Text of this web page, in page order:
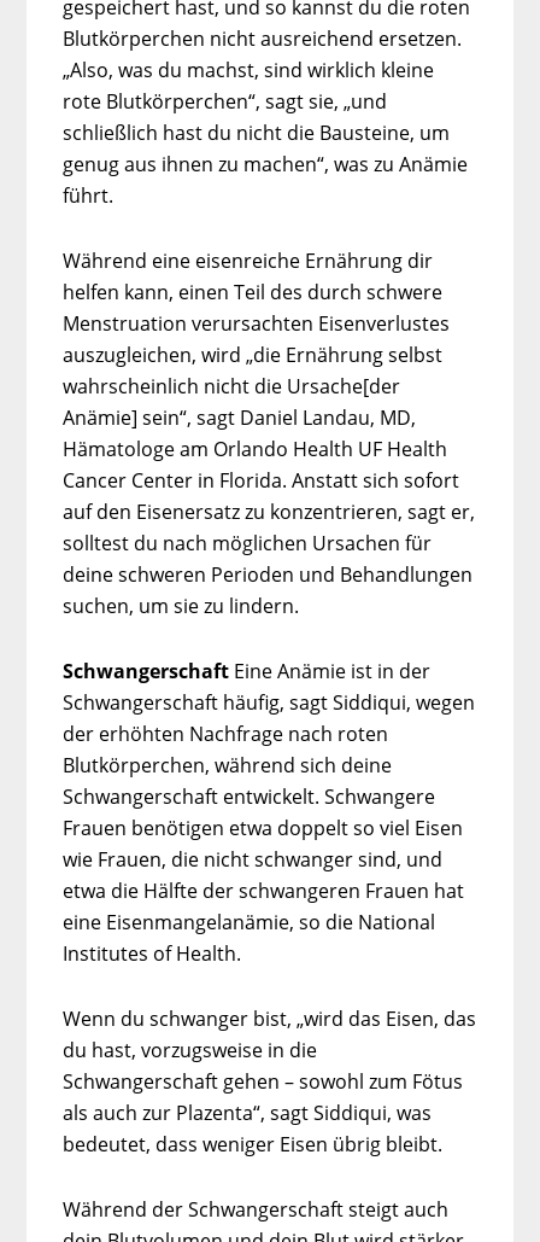
gespeichert hast, und so kannst du die roten
Blutkörperchen nicht ausreichend ersetzen.
„Also, was du machst, sind wirklich kleine
rote Blutkörperchen“, sagt sie, „und
schließlich hast du nicht die Bausteine, um
genug aus ihnen zu machen“, was zu Anämie
führt.
Während eine eisenreiche Ernährung dir
helfen kann, einen Teil des durch schwere
Menstruation verursachten Eisenverlustes
auszugleichen, wird „die Ernährung selbst
wahrscheinlich nicht die Ursache[der
Anämie] sein“, sagt Daniel Landau, MD,
Hämatologe am Orlando Health UF Health
Cancer Center in Florida. Anstatt sich sofort
auf den Eisenersatz zu konzentrieren, sagt er,
solltest du nach möglichen Ursachen für
deine schweren Perioden und Behandlungen
suchen, um sie zu lindern.
Schwangerschaft Eine Anämie ist in der
Schwangerschaft häufig, sagt Siddiqui, wegen
der erhöhten Nachfrage nach roten
Blutkörperchen, während sich deine
Schwangerschaft entwickelt. Schwangere
Frauen benötigen etwa doppelt so viel Eisen
wie Frauen, die nicht schwanger sind, und
etwa die Hälfte der schwangeren Frauen hat
eine Eisenmangelanämie, so die National
Institutes of Health.
Wenn du schwanger bist, „wird das Eisen, das
du hast, vorzugsweise in die
Schwangerschaft gehen – sowohl zum Fötus
als auch zur Plazenta“, sagt Siddiqui, was
bedeutet, dass weniger Eisen übrig bleibt.
Während der Schwangerschaft steigt auch